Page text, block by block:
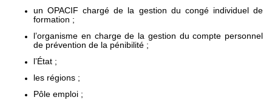
un OPACIF chargé de la gestion du congé individuel de
formation ;
l’organisme en charge de la gestion du compte personnel
de prévention de la pénibilité ;
l’État ;
les régions ;
Pôle emploi ;